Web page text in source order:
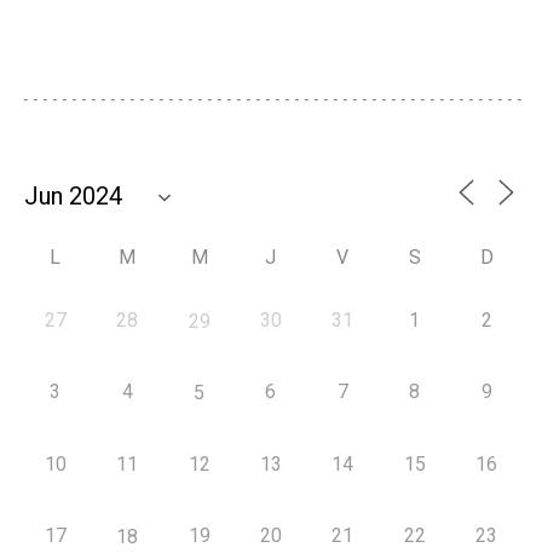
L M M J V S D
27 28 29 30 31 1 2
3 4 5 6 7 8 9
10 11 12 13 14 15 16
17 18 19 20 21 22 23